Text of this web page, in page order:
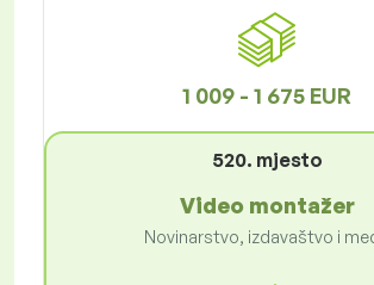
1 009 - 1 675 EUR
520. mjesto
Video montažer
Novinarstvo, izdavaštvo i